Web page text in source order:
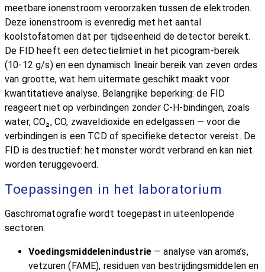
meetbare ionenstroom veroorzaken tussen de elektroden.
Deze ionenstroom is evenredig met het aantal
koolstofatomen dat per tijdseenheid de detector bereikt.
De FID heeft een detectielimiet in het picogram-bereik
(10‑12 g/s) en een dynamisch lineair bereik van zeven ordes
van grootte, wat hem uitermate geschikt maakt voor
kwantitatieve analyse. Belangrijke beperking: de FID
reageert niet op verbindingen zonder C‑H-bindingen, zoals
water, CO₂, CO, zwaveldioxide en edelgassen — voor die
verbindingen is een TCD of specifieke detector vereist. De
FID is destructief: het monster wordt verbrand en kan niet
worden teruggevoerd.
Toepassingen in het laboratorium
Gaschromatografie wordt toegepast in uiteenlopende
sectoren:
Voedingsmiddelenindustrie — analyse van aroma’s,
vetzuren (FAME), residuen van bestrijdingsmiddelen en